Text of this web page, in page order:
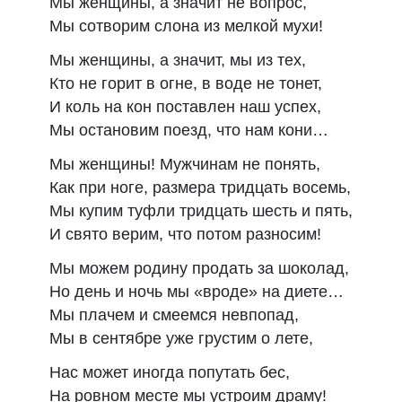
Мы сотворим слона из мелкой мухи!
Мы женщины, а значит, мы из тех,
Кто не горит в огне, в воде не тонет,
И коль на кон поставлен наш успех,
Мы остановим поезд, что нам кони…
Мы женщины! Мужчинам не понять,
Как при ноге, размера тридцать восемь,
Мы купим туфли тридцать шесть и пять,
И свято верим, что потом разносим!
Мы можем родину продать за шоколад,
Но день и ночь мы «вроде» на диете…
Мы плачем и смеемся невпопад,
Мы в сентябре уже грустим о лете,
Нас может иногда попутать бес,
На ровном месте мы устроим драму!